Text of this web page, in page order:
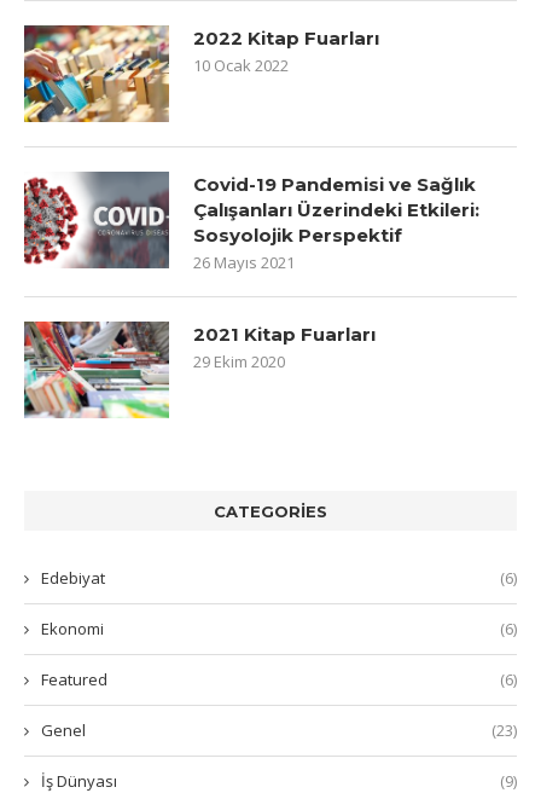
2022 Kitap Fuarları
10 Ocak 2022
Covid-19 Pandemisi ve Sağlık
Çalışanları Üzerindeki Etkileri:
Sosyolojik Perspektif
26 Mayıs 2021
2021 Kitap Fuarları
29 Ekim 2020
CATEGORIES
Edebiyat (6)
Ekonomi (6)
Featured (6)
Genel (23)
İş Dünyası (9)